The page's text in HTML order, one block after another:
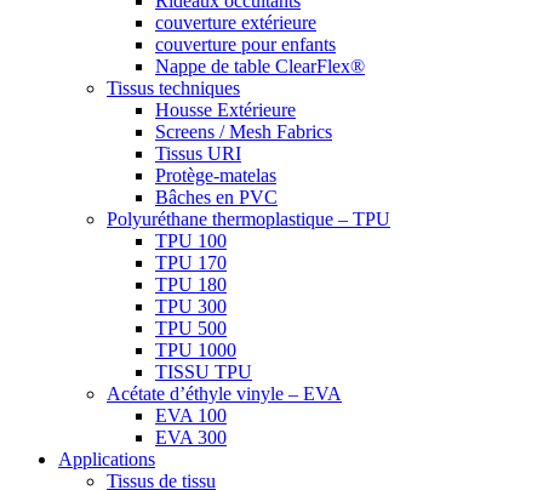
couverture extérieure
couverture pour enfants
Nappe de table ClearFlex®
Tissus techniques
Housse Extérieure
Screens / Mesh Fabrics
Tissus URI
Protège-matelas
Bâches en PVC
Polyuréthane thermoplastique – TPU
TPU 100
TPU 170
TPU 180
TPU 300
TPU 500
TPU 1000
TISSU TPU
Acétate d’éthyle vinyle – EVA
EVA 100
EVA 300
Applications
Tissus de tissu